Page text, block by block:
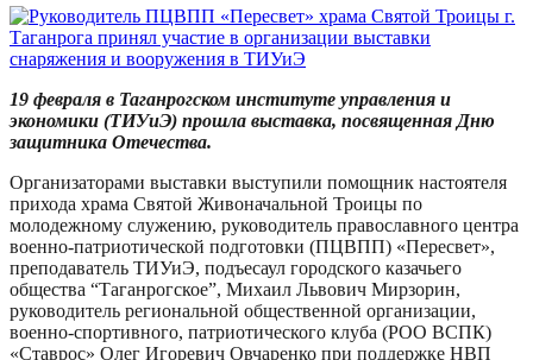
19 февраля в Таганрогском институте управления и
экономики (ТИУиЭ) прошла выставка, посвященная Дню
защитника Отечества.
Организаторами выставки выступили помощник настоятеля
прихода храма Святой Живоначальной Троицы по
молодежному служению, руководитель православного центра
военно-патриотической подготовки (ПЦВПП) «Пересвет»,
преподаватель ТИУиЭ, подъесаул городского казачьего
общества “Таганрогское”, Михаил Львович Мирзорин,
руководитель региональной общественной организации,
военно-спортивного, патриотического клуба (РОО ВСПК)
«Ставрос» Олег Игоревич Овчаренко при поддержке НВП